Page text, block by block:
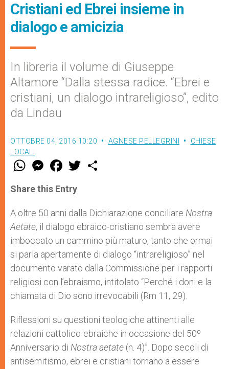
Cristiani ed Ebrei insieme in
dialogo e amicizia
In libreria il volume di Giuseppe
Altamore “Dalla stessa radice. “Ebrei e
cristiani, un dialogo intrareligioso”, edito
da Lindau
OTTOBRE 04, 2016 10:20 AGNESE PELLEGRINI
CHIESE
LOCALI
W
t
s
p
p
M
e
s
e
g
e
r
F
a
e
b
o
k
w
r
Share this Entry
A oltre 50 anni dalla Dichiarazione conciliare Nostra
Aetate, il dialogo ebraico-cristiano sembra avere
imboccato un cammino più maturo, tanto che ormai
si parla apertamente di dialogo “intrareligioso” nel
documento varato dalla Commissione per i rapporti
religiosi con l’ebraismo, intitolato “Perché i doni e la
chiamata di Dio sono irrevocabili (Rm 11, 29).
Riflessioni su questioni teologiche attinenti alle
relazioni cattolico-ebraiche in occasione del 50º
Anniversario di Nostra aetate (n. 4)”. Dopo secoli di
antisemitismo, ebrei e cristiani tornano a essere